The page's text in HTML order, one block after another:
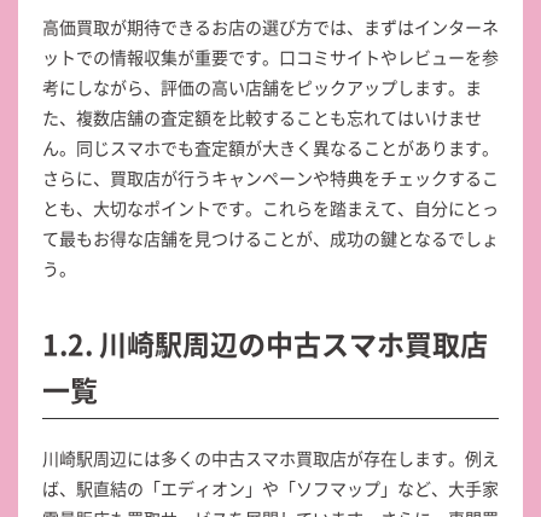
高価買取が期待できるお店の選び方では、まずはインターネ
ットでの情報収集が重要です。口コミサイトやレビューを参
考にしながら、評価の高い店舗をピックアップします。ま
た、複数店舗の査定額を比較することも忘れてはいけませ
ん。同じスマホでも査定額が大きく異なることがあります。
さらに、買取店が行うキャンペーンや特典をチェックするこ
とも、大切なポイントです。これらを踏まえて、自分にとっ
て最もお得な店舗を見つけることが、成功の鍵となるでしょ
う。
1.2. 川崎駅周辺の中古スマホ買取店
一覧
川崎駅周辺には多くの中古スマホ買取店が存在します。例え
ば、駅直結の「エディオン」や「ソフマップ」など、大手家